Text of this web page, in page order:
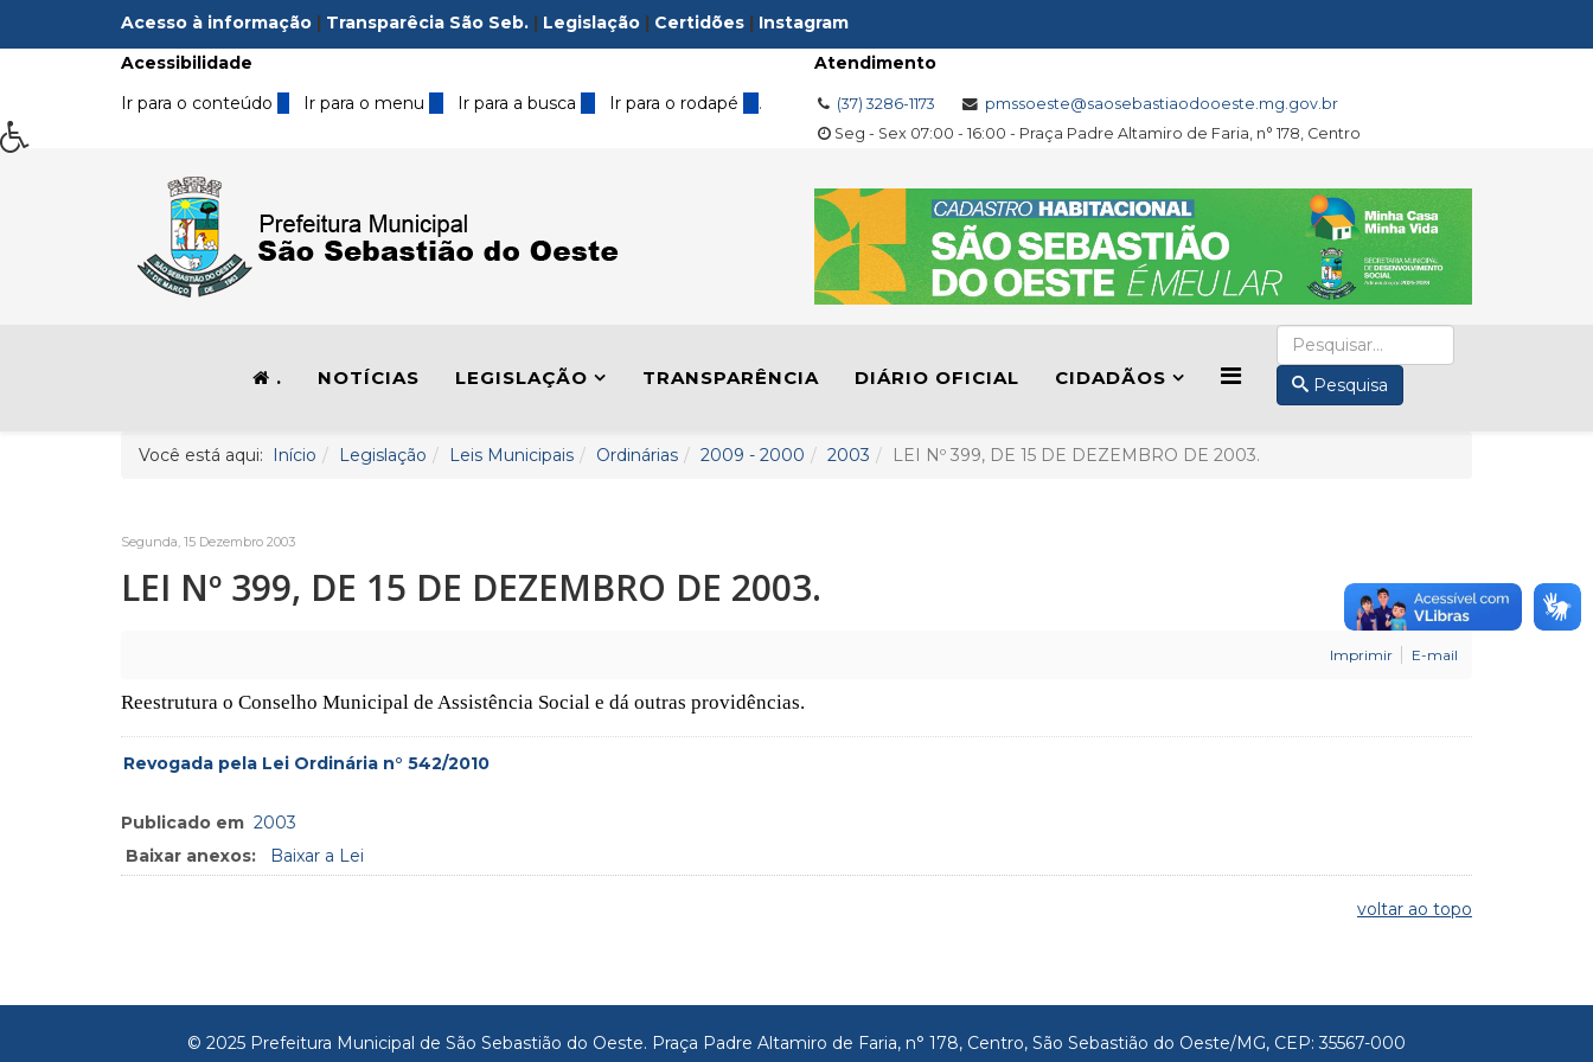
Acesso à informação | Transparêcia São Seb. | Legislação | Certidões | Instagram
Acessibilidade
Ir para o conteúdo 1 Ir para o menu 2 Ir para a busca3 Ir para o rodapé 4 .
Atendimento
(37) 3286-1173
pmssoeste@saosebastiaodooeste.mg.gov.br
Seg - Sex 07:00 - 16:00 - Praça Padre Altamiro de Faria, n° 178, Centro
. NOTÍCIAS LEGISLAÇÃO TRANSPARÊNCIA DIÁRIO OFICIAL CIDADÃOS Pesquisa
Você está aqui: Início Legislação Leis Municipais Ordinárias 2009 - 2000 2003 LEI Nº 399, DE 15 DE DEZEMBRO DE 2003.
Segunda, 15 Dezembro 2003
LEI Nº 399, DE 15 DE DEZEMBRO DE 2003.
Imprimir E-mail
Reestrutura o Conselho Municipal de Assistência Social e dá outras providências.
Revogada pela Lei Ordinária n° 542/2010
Publicado em 2003
Baixar anexos:
Baixar a Lei
voltar ao topo
© 2025 Prefeitura Municipal de São Sebastião do Oeste. Praça Padre Altamiro de Faria, n° 178, Centro, São Sebastião do Oeste/MG, CEP: 35567-000